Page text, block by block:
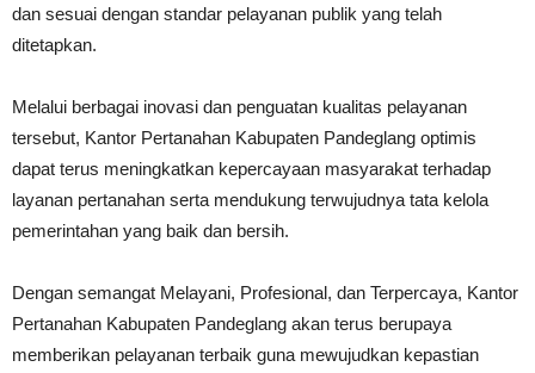
dan sesuai dengan standar pelayanan publik yang telah
ditetapkan.
Melalui berbagai inovasi dan penguatan kualitas pelayanan
tersebut, Kantor Pertanahan Kabupaten Pandeglang optimis
dapat terus meningkatkan kepercayaan masyarakat terhadap
layanan pertanahan serta mendukung terwujudnya tata kelola
pemerintahan yang baik dan bersih.
Dengan semangat Melayani, Profesional, dan Terpercaya, Kantor
Pertanahan Kabupaten Pandeglang akan terus berupaya
memberikan pelayanan terbaik guna mewujudkan kepastian